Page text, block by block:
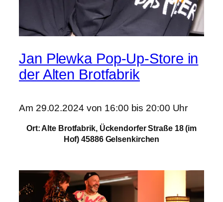
Jan Plewka Pop-Up-Store in
der Alten Brotfabrik
Am 29.02.2024 von 16:00 bis 20:00 Uhr
Ort: Alte Brotfabrik, Ückendorfer Straße 18 (im
Hof) 45886 Gelsenkirchen